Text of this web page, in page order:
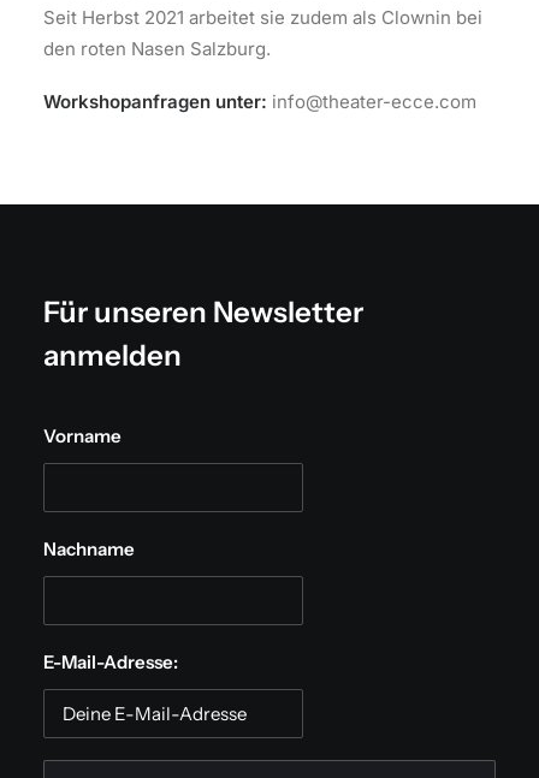
Seit Herbst 2021 arbeitet sie zudem als Clownin bei
den roten Nasen Salzburg.
Workshopanfragen unter: info@theater-ecce.com
Für unseren Newsletter
anmelden
Vorname
Nachname
E-Mail-Adresse: